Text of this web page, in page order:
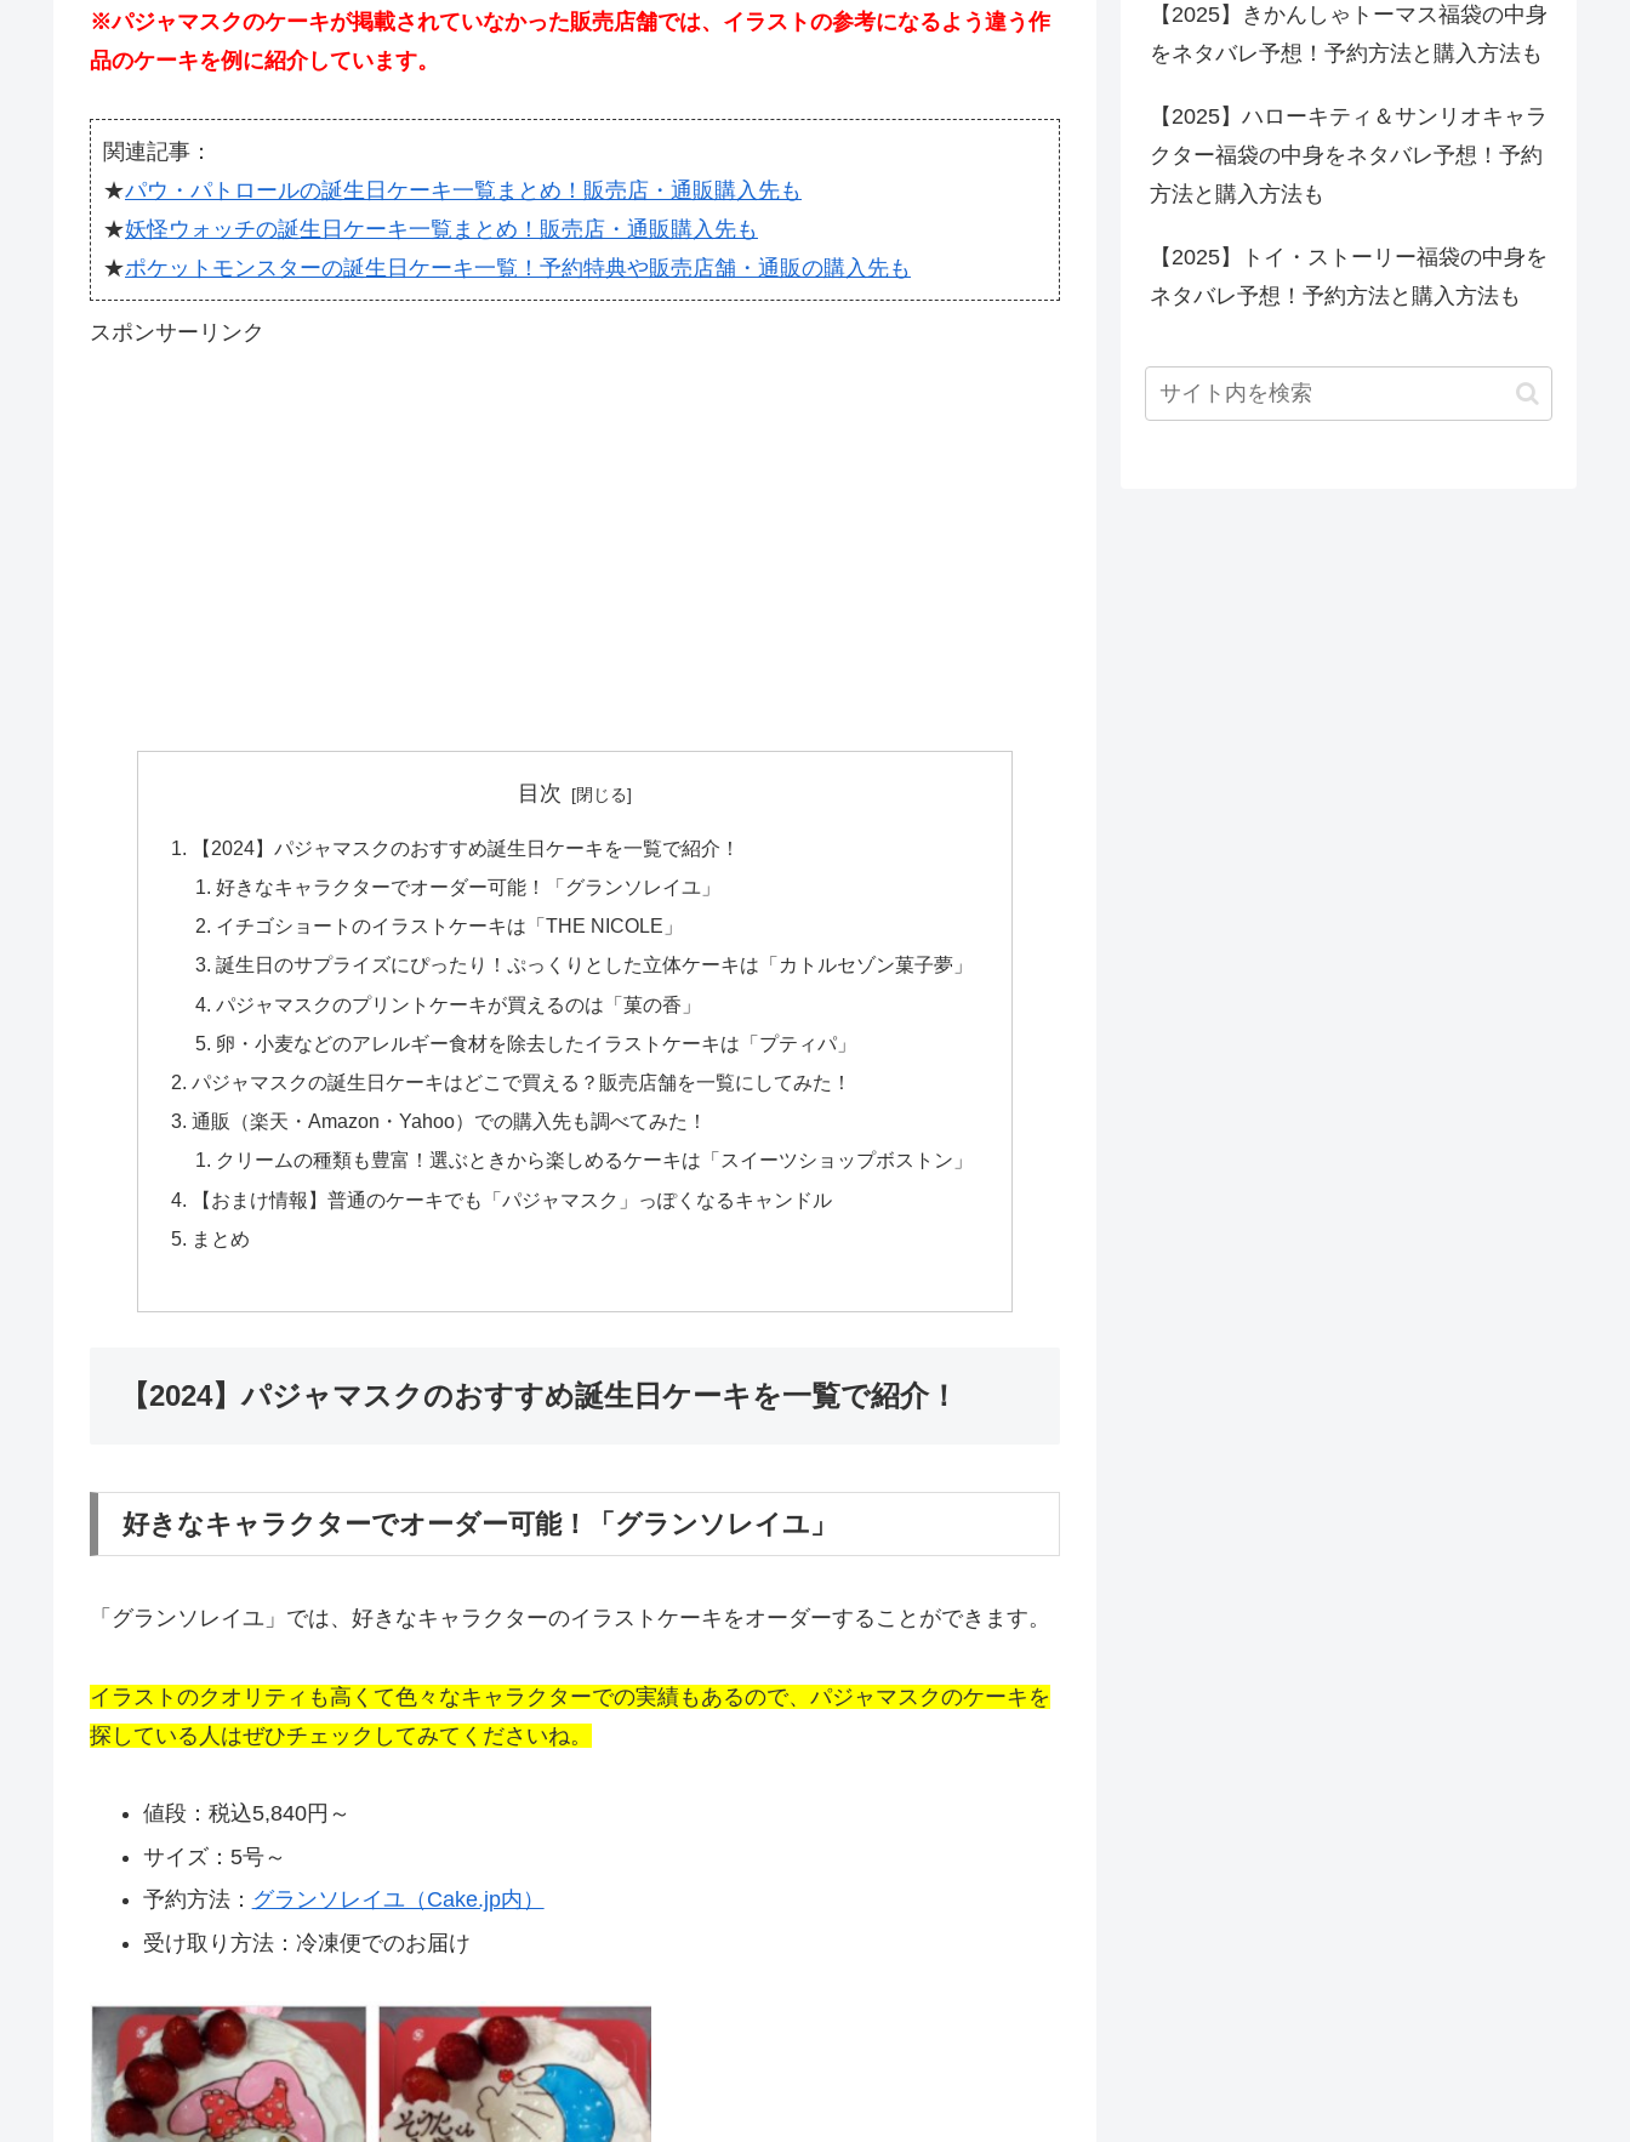
※パジャマスクのケーキが掲載されていなかった販売店舗では、イラストの参考になるよう違う作
品のケーキを例に紹介しています。
関連記事：
★パウ・パトロールの誕生日ケーキ一覧まとめ！販売店・通販購入先も
★妖怪ウォッチの誕生日ケーキ一覧まとめ！販売店・通販購入先も
★ポケットモンスターの誕生日ケーキ一覧！予約特典や販売店舗・通販の購入先も
スポンサーリンク
目次
【2024】パジャマスクのおすすめ誕生日ケーキを一覧で紹介！
好きなキャラクターでオーダー可能！「グランソレイユ」
イチゴショートのイラストケーキは「THE NICOLE」
誕生日のサプライズにぴったり！ぷっくりとした立体ケーキは「カトルセゾン菓子夢」
パジャマスクのプリントケーキが買えるのは「菓の香」
卵・小麦などのアレルギー食材を除去したイラストケーキは「プティパ」
パジャマスクの誕生日ケーキはどこで買える？販売店舗を一覧にしてみた！
通販（楽天・Amazon・Yahoo）での購入先も調べてみた！
クリームの種類も豊富！選ぶときから楽しめるケーキは「スイーツショップボストン」
【おまけ情報】普通のケーキでも「パジャマスク」っぽくなるキャンドル
まとめ
【2024】パジャマスクのおすすめ誕生日ケーキを一覧で紹介！
好きなキャラクターでオーダー可能！「グランソレイユ」
「グランソレイユ」では、好きなキャラクターのイラストケーキをオーダーすることができます。
イラストのクオリティも高くて色々なキャラクターでの実績もあるので、パジャマスクのケーキを
探している人はぜひチェックしてみてくださいね。
値段：税込5,840円～
サイズ：5号～
予約方法： グランソレイユ（Cake.jp内）
受け取り方法：冷凍便でのお届け
【2025】きかんしゃトーマス福袋の中身
をネタバレ予想！予約方法と購入方法も
【2025】ハローキティ＆サンリオキャラ
クター福袋の中身をネタバレ予想！予約
方法と購入方法も
【2025】トイ・ストーリー福袋の中身を
ネタバレ予想！予約方法と購入方法も